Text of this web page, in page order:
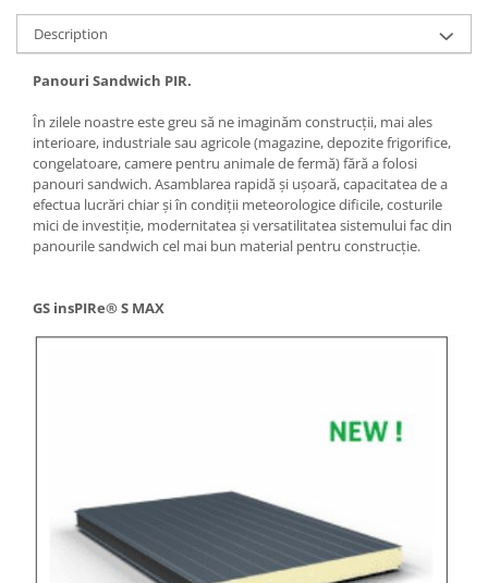
Description
Panouri Sandwich PIR.
În zilele noastre este greu să ne imaginăm construcții, mai ales
interioare, industriale sau agricole (magazine, depozite frigorifice,
congelatoare, camere pentru animale de fermă) fără a folosi
panouri sandwich. Asamblarea rapidă și ușoară, capacitatea de a
efectua lucrări chiar și în condiții meteorologice dificile, costurile
mici de investiție, modernitatea și versatilitatea sistemului fac din
panourile sandwich cel mai bun material pentru construcție.
GS insPIRe® S MAX